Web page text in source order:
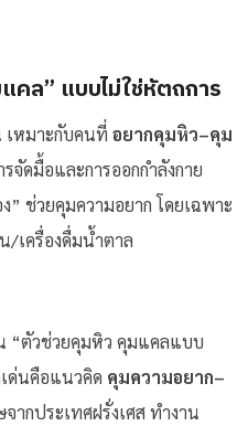
คล” แบบไม่ใช่หัตถการ
หมาะกับคนที่ อยากคุมหิว–คุม
จัดมื้อและการออกกำลังกาย
” ช่วยคุมความอยาก โดยเฉพาะ
/เครื่องดื่มน้ำตาล
“ตัวช่วยคุมหิว คุมแคลแบบ
ด่นคือแนวคิด คุมความอยาก–
ากประเทศฝรั่งเศส ทำงาน